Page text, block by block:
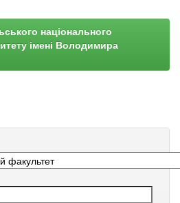
національного
імені Володимира